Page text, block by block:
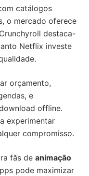
catálogos
o mercado oferece
destaca-
Netflix investe
orçamento,
e
offline.
experimentar
compromisso.
fãs de animação
pode maximizar